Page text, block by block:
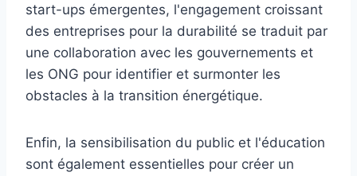
start-ups émergentes, l'engagement croissant
des entreprises pour la durabilité se traduit par
une collaboration avec les gouvernements et
les ONG pour identifier et surmonter les
obstacles à la transition énergétique.
Enfin, la sensibilisation du public et l'éducation
sont également essentielles pour créer un